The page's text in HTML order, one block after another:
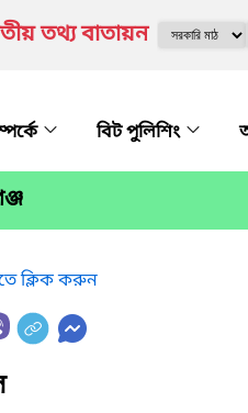
তথ্য বাতায়ন
বিট পুলিশিং
ক্লিক করুন